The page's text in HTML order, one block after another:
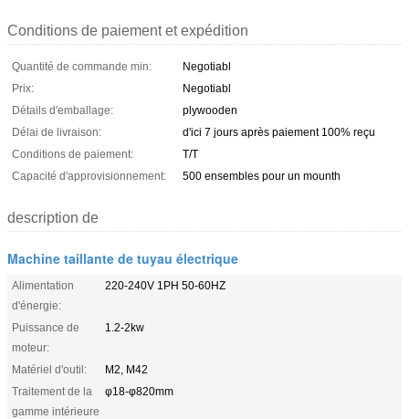
Conditions de paiement et expédition
Quantité de commande min:
Negotiabl
Prix:
Negotiabl
Détails d'emballage:
plywooden
Délai de livraison:
d'ici 7 jours après paiement 100% reçu
Conditions de paiement:
T/T
Capacité d'approvisionnement:
500 ensembles pour un mounth
description de
Machine taillante de tuyau électrique
Alimentation
d'énergie:
220-240V 1PH 50-60HZ
Puissance de
moteur:
1.2-2kw
Matériel d'outil:
M2, M42
Traitement de la
gamme intérieure
φ18-φ820mm